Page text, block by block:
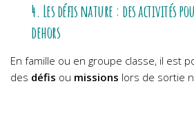
4. Les défis nature : des activités
dehors
En famille ou en groupe classe, il est
des défis ou missions lors de sortie